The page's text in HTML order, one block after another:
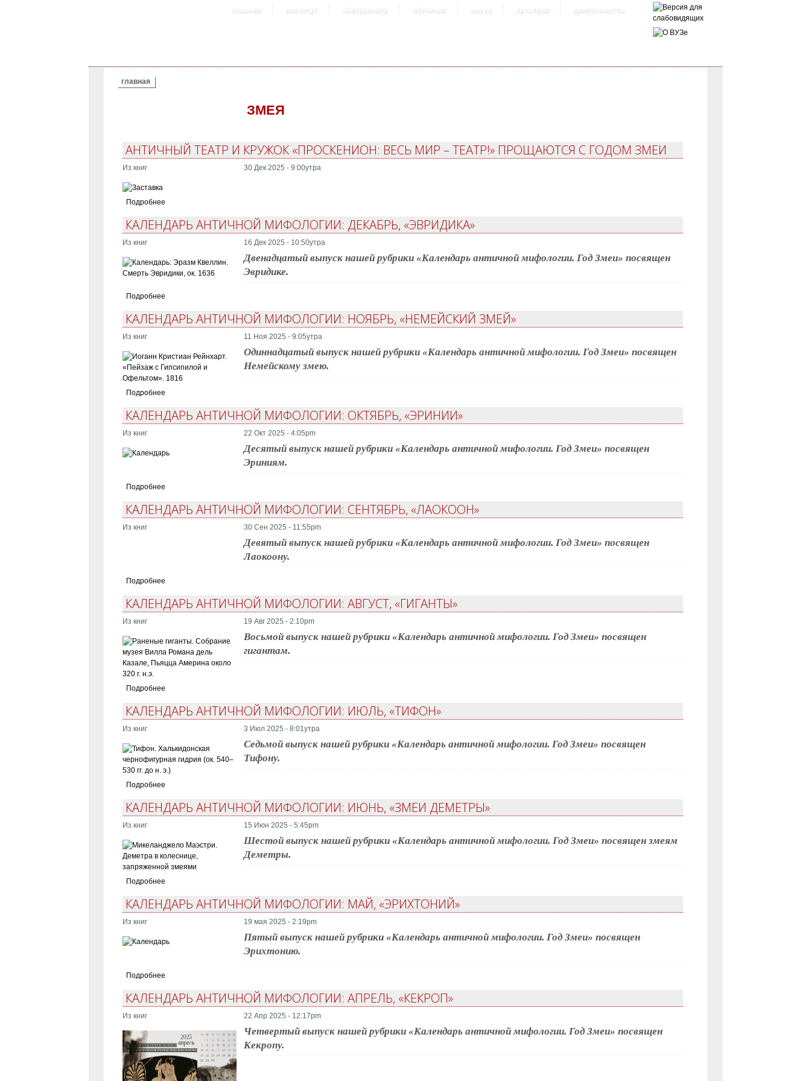
главная институт абитуриенту обучение наука культура деятельность
ВЫ ЗДЕСЬ
главная
ЗМЕЯ
АНТИЧНЫЙ ТЕАТР И КРУЖОК «ПРОСКЕНИОН: ВЕСЬ МИР – ТЕАТР!» ПРОЩАЮТСЯ С ГОДОМ ЗМЕИ
Из книг 30 Дек 2025 - 9:00утра
Подробнее
КАЛЕНДАРЬ АНТИЧНОЙ МИФОЛОГИИ: ДЕКАБРЬ, «ЭВРИДИКА»
Из книг 16 Дек 2025 - 10:50утра
Двенадцатый выпуск нашей рубрики «Календарь античной мифологии. Год Змеи» посвящен
Эвридике.
Подробнее
КАЛЕНДАРЬ АНТИЧНОЙ МИФОЛОГИИ: НОЯБРЬ, «НЕМЕЙСКИЙ ЗМЕЙ»
Из книг 11 Ноя 2025 - 9:05утра
Одиннадцатый выпуск нашей рубрики «Календарь античной мифологии. Год Змеи» посвящен
Немейскому змею.
Подробнее
КАЛЕНДАРЬ АНТИЧНОЙ МИФОЛОГИИ: ОКТЯБРЬ, «ЭРИНИИ»
Из книг 22 Окт 2025 - 4:05pm
Десятый выпуск нашей рубрики «Календарь античной мифологии. Год Змеи» посвящен
Эриниям.
Подробнее
КАЛЕНДАРЬ АНТИЧНОЙ МИФОЛОГИИ: СЕНТЯБРЬ, «ЛАОКООН»
Из книг 30 Сен 2025 - 11:55pm
Девятый выпуск нашей рубрики «Календарь античной мифологии. Год Змеи» посвящен
Лаокоону.
Подробнее
КАЛЕНДАРЬ АНТИЧНОЙ МИФОЛОГИИ: АВГУСТ, «ГИГАНТЫ»
Из книг 19 Авг 2025 - 2:10pm
Восьмой выпуск нашей рубрики «Календарь античной мифологии. Год Змеи» посвящен
гигантам.
Подробнее
КАЛЕНДАРЬ АНТИЧНОЙ МИФОЛОГИИ: ИЮЛЬ, «ТИФОН»
Из книг 3 Июл 2025 - 8:01утра
Седьмой выпуск нашей рубрики «Календарь античной мифологии. Год Змеи» посвящен
Тифону.
Подробнее
КАЛЕНДАРЬ АНТИЧНОЙ МИФОЛОГИИ: ИЮНЬ, «ЗМЕИ ДЕМЕТРЫ»
Из книг 15 Июн 2025 - 5:45pm
Шестой выпуск нашей рубрики «Календарь античной мифологии. Год Змеи» посвящен змеям
Деметры.
Подробнее
КАЛЕНДАРЬ АНТИЧНОЙ МИФОЛОГИИ: МАЙ, «ЭРИХТОНИЙ»
Из книг 19 мая 2025 - 2:19pm
Пятый выпуск нашей рубрики «Календарь античной мифологии. Год Змеи» посвящен
Эрихтонию.
Подробнее
КАЛЕНДАРЬ АНТИЧНОЙ МИФОЛОГИИ: АПРЕЛЬ, «КЕКРОП»
Из книг 22 Апр 2025 - 12:17pm
Четвертый выпуск нашей рубрики «Календарь античной мифологии. Год Змеи» посвящен
Кекропу.